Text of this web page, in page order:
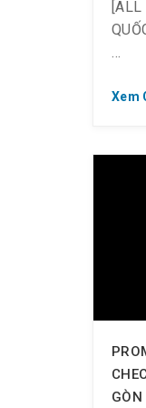
[ALL
❣️
XẢ
?
40%
Xem
GÒN